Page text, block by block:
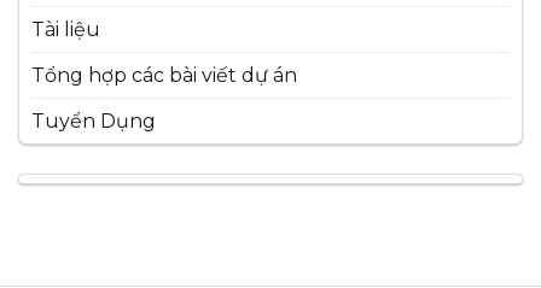
Tài liệu
Tổng hợp các bài viết dự án
Tuyển Dụng